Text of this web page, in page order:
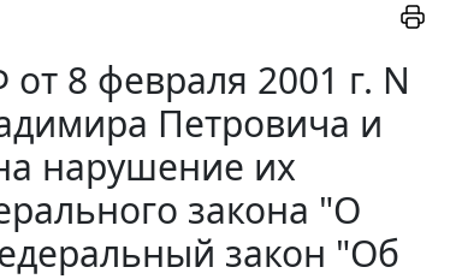
8 февраля 2001 г. N
Петровича и
нарушение их
закона "О
закон "Об